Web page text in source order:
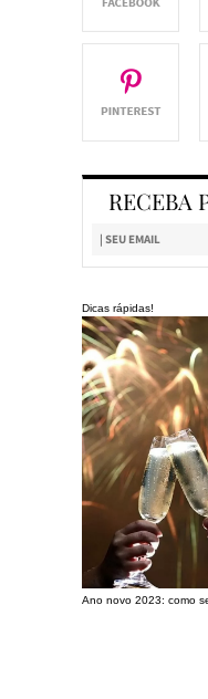
RECEBA
Dicas rápidas!
Ano novo 2023: como